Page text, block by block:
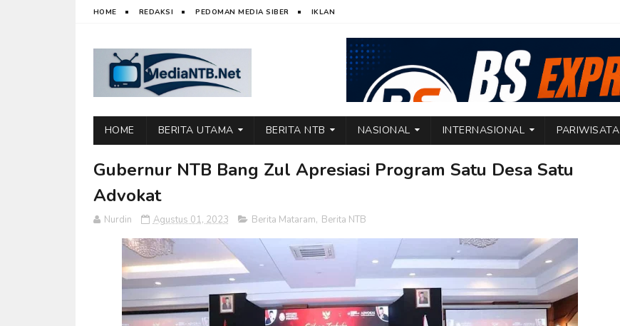
HOME REDAKSI PEDOMAN MEDIA SIBER IKLAN
HOME BERITA UTAMA BERITA NTB NASIONAL INTERNASIONAL PARIWISATA
Gubernur NTB Bang Zul Apresiasi Program Satu Desa Satu
Advokat
Nurdin Agustus 01, 2023 Berita Mataram, Berita NTB